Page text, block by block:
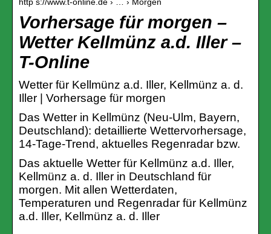
Vorhersage für morgen –
Wetter Kellmünz a.d. Iller –
T-Online
Wetter für Kellmünz a.d. Iller, Kellmünz a. d.
Iller | Vorhersage für morgen
Das Wetter in Kellmünz (Neu-Ulm, Bayern,
Deutschland): detaillierte Wettervorhersage,
14-Tage-Trend, aktuelles Regenradar bzw.
Das aktuelle Wetter für Kellmünz a.d. Iller,
Kellmünz a. d. Iller in Deutschland für
morgen. Mit allen Wetterdaten,
Temperaturen und Regenradar für Kellmünz
a.d. Iller, Kellmünz a. d. Iller